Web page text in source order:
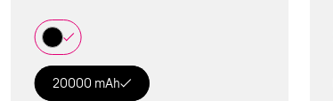
20000 mAh